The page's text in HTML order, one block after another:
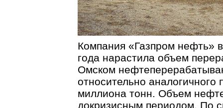
Компания «Газпром нефть»
года нарастила объем
Омском
относительно
миллиона тонн. Объем
докризисным периодом. По